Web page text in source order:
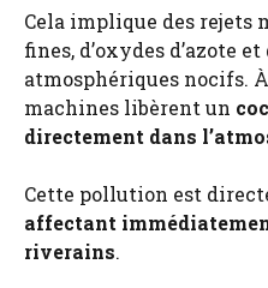
Cela implique des rejets
fines, d’oxydes d’azote
atmosphériques nocifs.
machines libèrent un
directement dans
Cette pollution est
affectant
riverains.